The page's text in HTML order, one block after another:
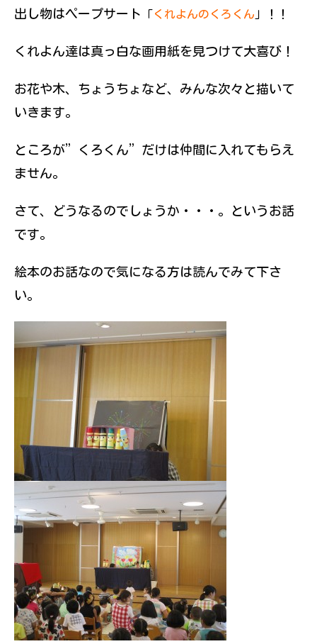
出し物はペープサート 「 くれよんのくろくん 」！！
くれよん達は真っ白な画用紙を見つけて大喜び！
お花や木、ちょうちょなど、みんな次々と描いて
いきます。
ところが”くろくん”だけは仲間に入れてもらえ
ません。
さて、どうなるのでしょうか・・・。というお話
です。
絵本のお話なので気になる方は読んでみて下さ
い。